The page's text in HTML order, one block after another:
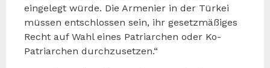
eingelegt würde. Die Armenier in der Türkei
müssen entschlossen sein, ihr gesetzmäßiges
Recht auf Wahl eines Patriarchen oder Ko-
Patriarchen durchzusetzen.“